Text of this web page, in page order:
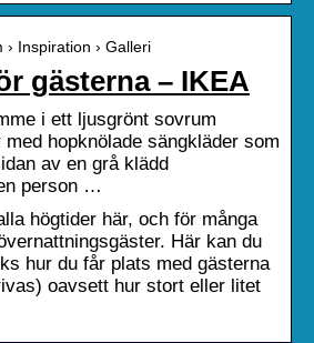
Inspiration › Galleri
gästerna – IKEA
i ett ljusgrönt sovrum
hopknölade sängkläder som
av en grå klädd
person …
högtider här, och för många
Här kan du
hur du får plats med gästerna
oavsett hur stort eller litet